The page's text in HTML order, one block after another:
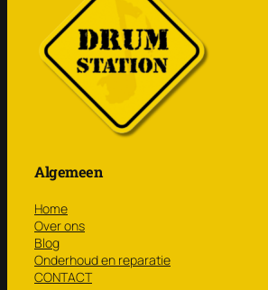
Algemeen
Home
Over ons
Blog
Onderhoud en reparatie
CONTACT